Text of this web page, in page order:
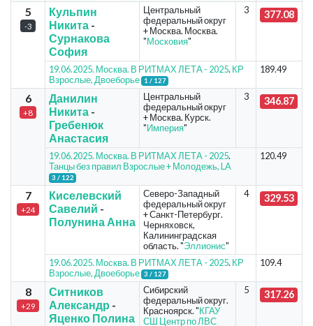
5
-3
Кульпин
Никита-
Сурнакова
София
Центральный
федеральный округ
+ Москва. Москва.
"Московия"
3 377.08
19.06.2025. Москва. В РИТМАХ ЛЕТА - 2025. КР
Взрослые, Двоеборье
1 / 127
189.49
6
+8
Данилин
Никита-
Гребенюк
Анастасия
Центральный
федеральный округ
+ Москва. Курск.
"Империя"
3 346.87
19.06.2025. Москва. В РИТМАХ ЛЕТА - 2025.
Танцы без правил Взрослые + Молодежь, LA
3 / 122
120.49
7
+24
Киселевский
Савелий -
Полунина Анна
Северо-Западный
федеральный округ
+ Санкт-Петербург.
Черняховск,
Калининградская
область. "Эллионис"
4 329.53
19.06.2025. Москва. В РИТМАХ ЛЕТА - 2025. КР
Взрослые, Двоеборье 3 / 127
109.4
8
+29
Ситников
Александр -
Яценко Полина
Сибирский
федеральный округ.
Красноярск. "КГАУ
СШ Центр по ЛВС
5 317.26